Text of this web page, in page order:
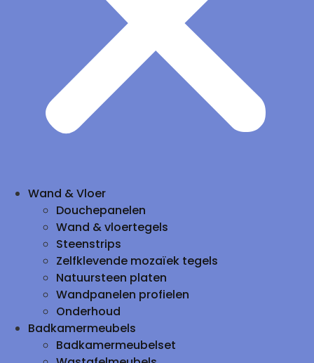
Wand & Vloer
Douchepanelen
Wand & vloertegels
Steenstrips
Zelfklevende mozaïek tegels
Natuursteen platen
Wandpanelen profielen
Onderhoud
Badkamermeubels
Badkamermeubelset